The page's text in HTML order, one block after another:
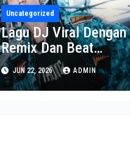
Uncategorized
Lagu DJ Viral Dengan
Remix Dan Beat
Paling Populer
JUN 22, 2026 ADMIN